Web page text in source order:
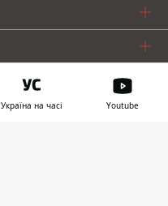
Україна на часі Youtube